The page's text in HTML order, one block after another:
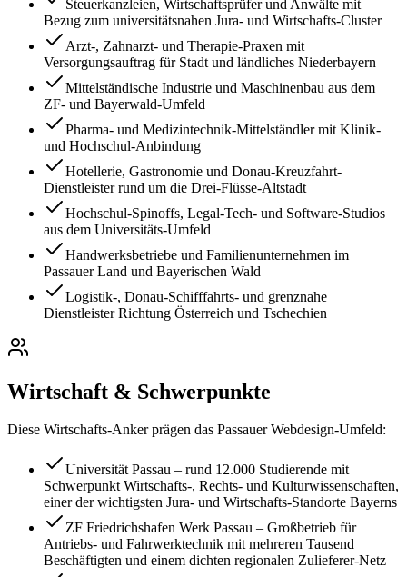
Steuerkanzleien, Wirtschaftsprüfer und Anwälte mit
Bezug zum universitätsnahen Jura- und Wirtschafts-Cluster
Arzt-, Zahnarzt- und Therapie-Praxen mit
Versorgungsauftrag für Stadt und ländliches Niederbayern
Mittelständische Industrie und Maschinenbau aus dem
ZF- und Bayerwald-Umfeld
Pharma- und Medizintechnik-Mittelständler mit Klinik-
und Hochschul-Anbindung
Hotellerie, Gastronomie und Donau-Kreuzfahrt-
Dienstleister rund um die Drei-Flüsse-Altstadt
Hochschul-Spinoffs, Legal-Tech- und Software-Studios
aus dem Universitäts-Umfeld
Handwerksbetriebe und Familienunternehmen im
Passauer Land und Bayerischen Wald
Logistik-, Donau-Schifffahrts- und grenznahe
Dienstleister Richtung Österreich und Tschechien
Wirtschaft & Schwerpunkte
Diese Wirtschafts-Anker prägen das Passauer Webdesign-Umfeld:
Universität Passau – rund 12.000 Studierende mit
Schwerpunkt Wirtschafts-, Rechts- und Kulturwissenschaften,
einer der wichtigsten Jura- und Wirtschafts-Standorte Bayerns
ZF Friedrichshafen Werk Passau – Großbetrieb für
Antriebs- und Fahrwerktechnik mit mehreren Tausend
Beschäftigten und einem dichten regionalen Zulieferer-Netz